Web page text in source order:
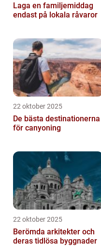
Laga en familjemiddag
endast på lokala råvaror
22 oktober 2025
De bästa destinationerna
för canyoning
22 oktober 2025
Berömda arkitekter och
deras tidlösa byggnader